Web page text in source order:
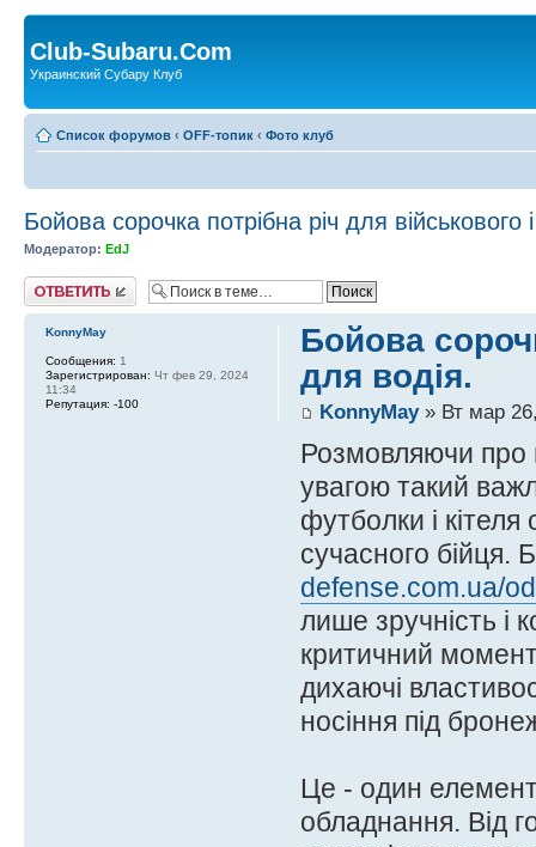
Club-Subaru.Com
Украинский Субару Клуб
Список форумов ‹ OFF-топик ‹ Фото клуб
Бойова сорочка потрібна річ для військового
Модератор: EdJ
Ответить
Бойова
для водія.
KonnyMay» Вт мар
Розмовляючи про
увагою такий
футболки і
сучасного бійця.
defense.com.ua/
лише зручність і
критичний
дихаючі
носіння під
Це - один елемент
обладнання. Від
KonnyMay
Сообщения: 1
Зарегистрирован: Чт фев 29, 2024
11:34
Репутация: -100